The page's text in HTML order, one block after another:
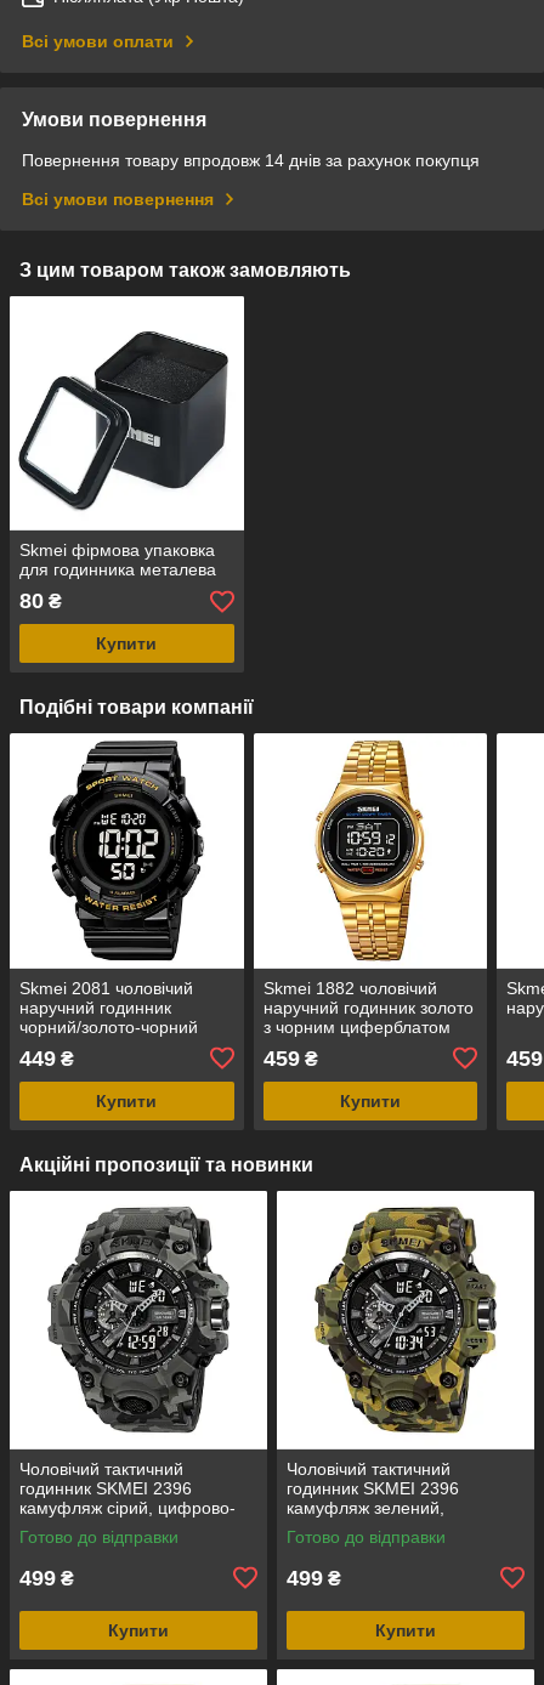
Всі умови оплати
Умови повернення
Повернення товару впродовж 14 днів за рахунок покупця
Всі умови повернення
З цим товаром також замовляють
Skmei фірмова упаковка
для годинника металева
80 ₴
Купити
Подібні товари компанії
Skmei 2081 чоловічий
наручний годинник
чорний/золото-чорний
449 ₴
Купити
Skmei 1882 чоловічий
наручний годинник золото
з чорним циферблатом
459₴
Купити
459
Акційні пропозиції та новинки
Чоловічий тактичний
годинник SKMEI 2396
камуфляж сірий, цифрово-
аналоговий, водозахист 5
ATM
Готово до відправки
499 ₴
Купити
Чоловічий тактичний
годинник SKMEI 2396
камуфляж зелений,
цифрово-аналоговий,
водозахист 5 ATM
Готово до відправки
499 ₴
Купити